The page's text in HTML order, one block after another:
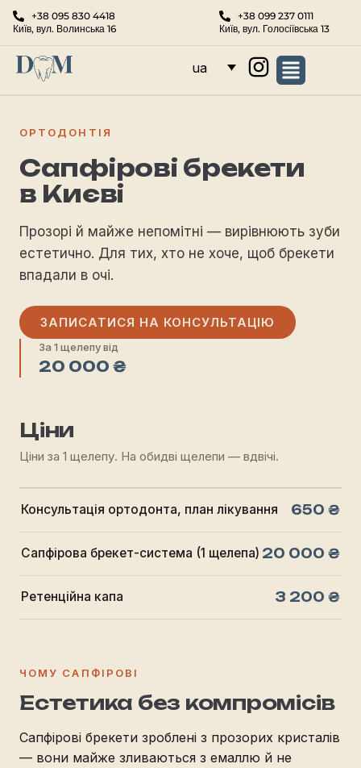
+38 095 830 4418
Київ, вул. Волинська 16
+38 099 237 0111
Київ, вул. Голосіївська 13
ua
ОРТОДОНТІЯ
Сапфірові брекети
в Києві
Прозорі й майже непомітні — вирівнюють зуби
естетично. Для тих, хто не хоче, щоб брекети
впадали в очі.
ЗАПИСАТИСЯ НА КОНСУЛЬТАЦІЮ
За 1 щелепу від
20 000 ₴
Ціни
Ціни за 1 щелепу. На обидві щелепи — вдвічі.
Консультація ортодонта, план лікування 650 ₴
Сапфірова брекет-система (1 щелепа) 20 000 ₴
Ретенційна капа 3 200 ₴
ЧОМУ САПФІРОВІ
Естетика без компромісів
Сапфірові брекети зроблені з прозорих кристалів
— вони майже зливаються з емаллю й не